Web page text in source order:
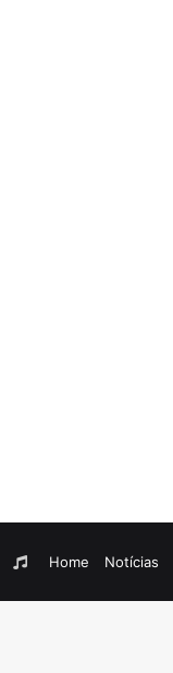
Home Notícias
WhatsApp
Rádio